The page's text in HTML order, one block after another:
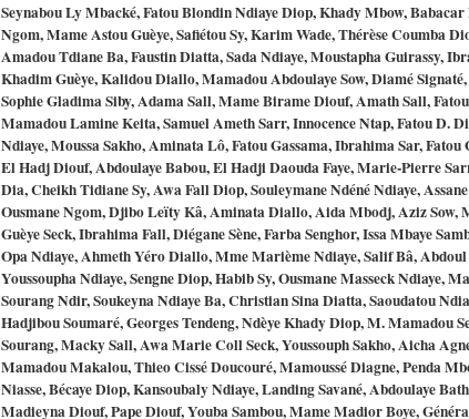
Seynabou Ly Mbacké, Fatou Blondin Ndiaye Diop, Khady Mbow,
Ngom, Mame Astou Guèye, Safiétou Sy, Karim Wade, Thérèse Coumba
Amadou Tdiane Ba, Faustin Diatta, Sada Ndiaye, Moustapha Guirassy,
Khadim Guèye, Kalidou Diallo, Mamadou Abdoulaye Sow, Diamé
Sophie Gladima Siby, Adama Sall, Mame Birame Diouf, Amath Sall,
Mamadou Lamine Keita, Samuel Ameth Sarr, Innocence Ntap, Fatou D.
Ndiaye, Moussa Sakho, Aminata Lô, Fatou Gassama, Ibrahima Sar,
El Hadj Diouf, Abdoulaye Babou, El Hadji Daouda Faye, Marie-Pierre
Dia, Cheikh Tidiane Sy, Awa Fall Diop, Souleymane Ndéné Ndiaye,
Ousmane Ngom, Djibo Leïty Kâ, Aminata Diallo, Aida Mbodj, Aziz Sow,
Guèye Seck, Ibrahima Fall, Diégane Sène, Farba Senghor, Issa Mbaye
Opa Ndiaye, Ahmeth Yéro Diallo, Mme Marième Ndiaye, Salif Bâ,
Youssoupha Ndiaye, Sengne Diop, Habib Sy, Ousmane Masseck Ndiaye,
Sourang Ndir, Soukeyna Ndiaye Ba, Christian Sina Diatta, Saoudatou
Hadjibou Soumaré, Georges Tendeng, Ndèye Khady Diop, M. Mamadou
Sourang, Macky Sall, Awa Marie Coll Seck, Youssouph Sakho, Aicha
Mamadou Makalou, Thieo Cissé Doucouré, Mamoussé Diagne, Penda
Niasse, Bécaye Diop, Kansoubaly Ndiaye, Landing Savané, Abdoulaye
Madieyna Diouf, Pape Diouf, Youba Sambou, Mame Madior Boye,